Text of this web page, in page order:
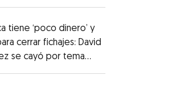
tiene ‘poco dinero’ y
cerrar fichajes: David
se cayó por tema